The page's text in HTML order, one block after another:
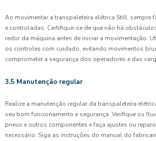
Ao movimentar a transpaleteira elétrica Still, sempre
e controladas. Certifique-se de que não há
redor da máquina antes de iniciar a movimentação.
os controles com cuidado, evitando movimentos
comprometer a segurança dos operadores e das
3.5 Manutenção regular
Realize a manutenção regular da transpaleteira
seu bom funcionamento e segurança. Verifique os
pneus e outros componentes e faça ajustes ou
necessário. Siga as instruções do manual do